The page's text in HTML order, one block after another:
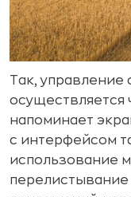
Так,
осуществляется
напоминает
с интерфейсом
использование
перелистывание